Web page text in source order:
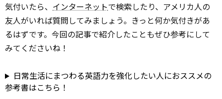
気付いたら、 インターネットで検索したり、アメリカ人の
友人がいれば質問してみましょう。きっと何か気付きがあ
るはずです。今回の記事で紹介したこともぜひ参考にして
みてくださいね！
日常生活にまつわる英語力を強化したい人におススメの
参考書はこちら！